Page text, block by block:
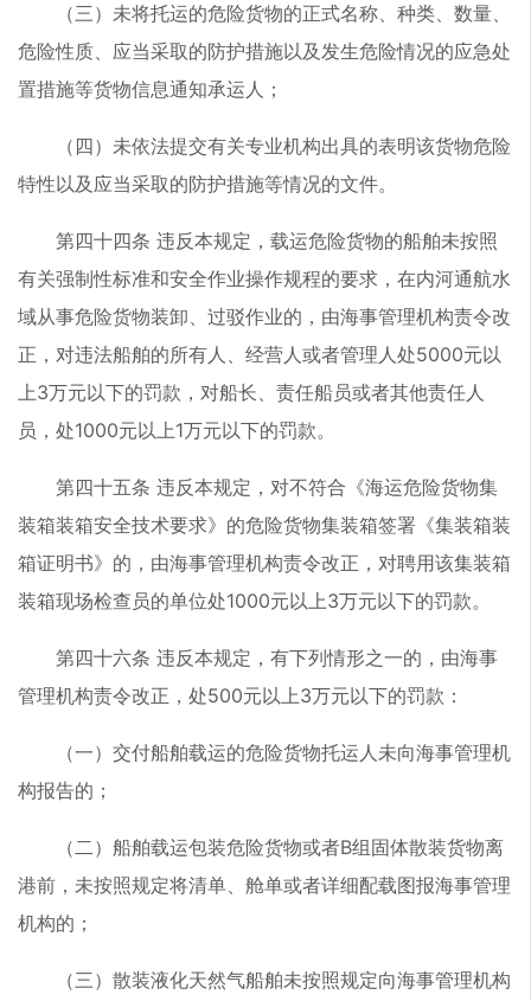
（三）未将托运的危险货物的正式名称、种类、数量、
危险性质、应当采取的防护措施以及发生危险情况的应急处
置措施等货物信息通知承运人；
（四）未依法提交有关专业机构出具的表明该货物危险
特性以及应当采取的防护措施等情况的文件。
第四十四条 违反本规定，载运危险货物的船舶未按照
有关强制性标准和安全作业操作规程的要求，在内河通航水
域从事危险货物装卸、过驳作业的，由海事管理机构责令改
正，对违法船舶的所有人、经营人或者管理人处5000元以
上3万元以下的罚款，对船长、责任船员或者其他责任人
员，处1000元以上1万元以下的罚款。
第四十五条 违反本规定，对不符合《海运危险货物集
装箱装箱安全技术要求》的危险货物集装箱签署《集装箱装
箱证明书》的，由海事管理机构责令改正，对聘用该集装箱
装箱现场检查员的单位处1000元以上3万元以下的罚款。
第四十六条 违反本规定，有下列情形之一的，由海事
管理机构责令改正，处500元以上3万元以下的罚款：
（一）交付船舶载运的危险货物托运人未向海事管理机
构报告的；
（二）船舶载运包装危险货物或者B组固体散装货物离
港前，未按照规定将清单、舱单或者详细配载图报海事管理
机构的；
（三）散装液化天然气船舶未按照规定向海事管理机构